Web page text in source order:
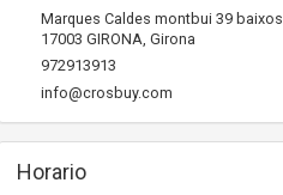
Marques Caldes montbui 39 baixos
17003 GIRONA, Girona
972913913
info@crosbuy.com
Horario